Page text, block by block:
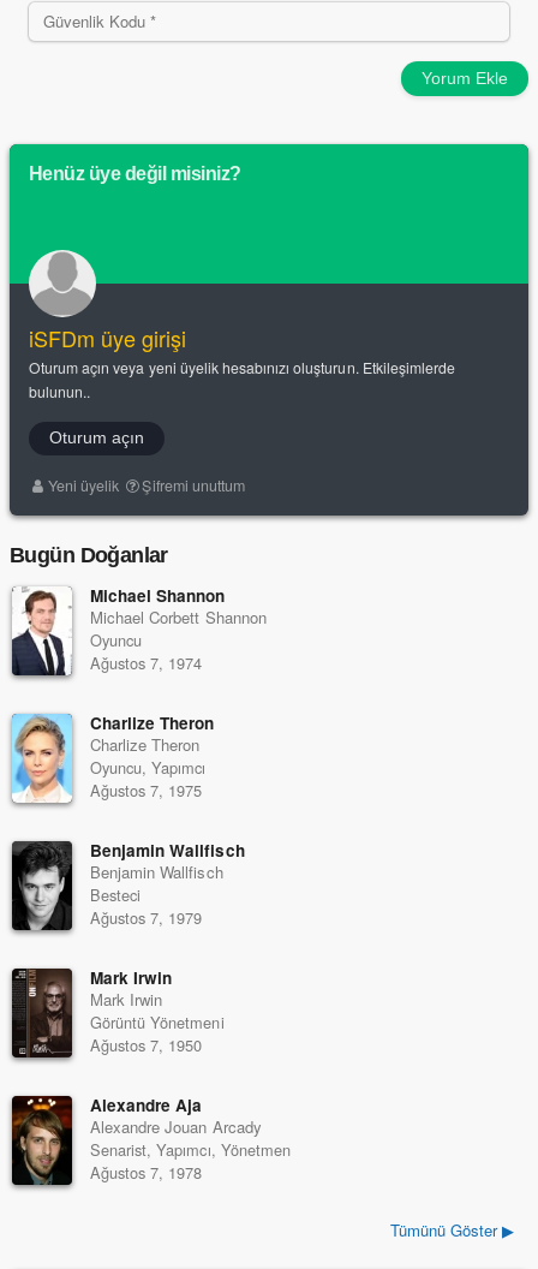
Yorum Ekle
Henüz üye değil misiniz?
iSFDm üye girişi
Oturum açın veya yeni üyelik hesabınızı oluşturun. Etkileşimlerde
bulunun..
Oturum açın
Yeni üyelik Şifremi unuttum
Bugün Doğanlar
Michael Shannon
Michael Corbett Shannon
Oyuncu
Ağustos 7, 1974
Charlize Theron
Charlize Theron
Oyuncu, Yapımcı
Ağustos 7, 1975
Benjamin Wallfisch
Benjamin Wallfisch
Besteci
Ağustos 7, 1979
Mark Irwin
Mark Irwin
Görüntü Yönetmeni
Ağustos 7, 1950
Alexandre Aja
Alexandre Jouan Arcady
Senarist, Yapımcı, Yönetmen
Ağustos 7, 1978
Tümünü Göster ▶